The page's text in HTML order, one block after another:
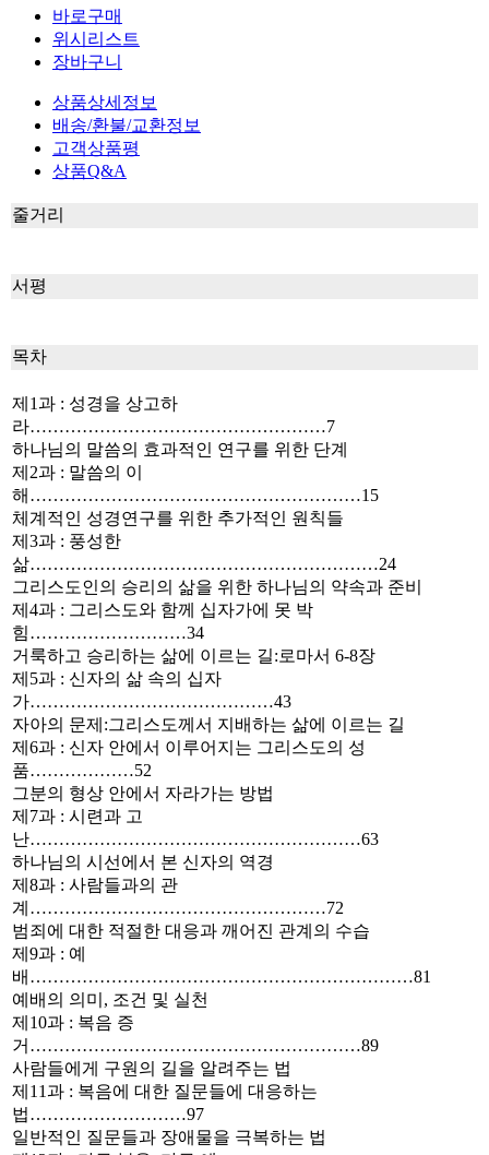
바로구매
위시리스트
장바구니
상품상세정보
배송/환불/교환정보
고객상품평
상품Q&A
줄거리
서평
목차
제1과 : 성경을 상고하
라……………………………………………7
하나님의 말씀의 효과적인 연구를 위한 단계
제2과 : 말씀의 이
해…………………………………………………15
체계적인 성경연구를 위한 추가적인 원칙들
제3과 : 풍성한
삶……………………………………………………24
그리스도인의 승리의 삶을 위한 하나님의 약속과 준비
제4과 : 그리스도와 함께 십자가에 못 박
힘………………………34
거룩하고 승리하는 삶에 이르는 길:로마서 6-8장
제5과 : 신자의 삶 속의 십자
가……………………………………43
자아의 문제:그리스도께서 지배하는 삶에 이르는 길
제6과 : 신자 안에서 이루어지는 그리스도의 성
품………………52
그분의 형상 안에서 자라가는 방법
제7과 : 시련과 고
난…………………………………………………63
하나님의 시선에서 본 신자의 역경
제8과 : 사람들과의 관
계……………………………………………72
범죄에 대한 적절한 대응과 깨어진 관계의 수습
제9과 : 예
배…………………………………………………………81
예배의 의미, 조건 및 실천
제10과 : 복음 증
거…………………………………………………89
사람들에게 구원의 길을 알려주는 법
제11과 : 복음에 대한 질문들에 대응하는
법………………………97
일반적인 질문들과 장애물을 극복하는 법